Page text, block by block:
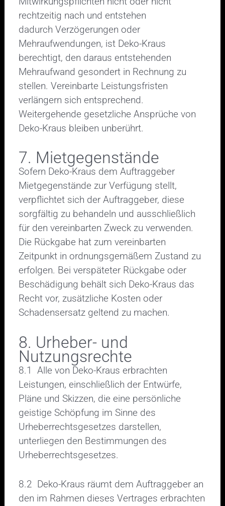
rechtzeitig nach und entstehen
dadurch Verzögerungen oder
Mehraufwendungen, ist Deko-Kraus
berechtigt, den daraus entstehenden
Mehraufwand gesondert in Rechnung zu
stellen. Vereinbarte Leistungsfristen
verlängern sich entsprechend.
Weitergehende gesetzliche Ansprüche von
Deko-Kraus bleiben unberührt.
7. Mietgegenstände
Sofern Deko-Kraus dem Auftraggeber
Mietgegenstände zur Verfügung stellt,
verpflichtet sich der Auftraggeber, diese
sorgfältig zu behandeln und ausschließlich
für den vereinbarten Zweck zu verwenden.
Die Rückgabe hat zum vereinbarten
Zeitpunkt in ordnungsgemäßem Zustand zu
erfolgen. Bei verspäteter Rückgabe oder
Beschädigung behält sich Deko-Kraus das
Recht vor, zusätzliche Kosten oder
Schadensersatz geltend zu machen.
8. Urheber- und
Nutzungsrechte
8.1 Alle von Deko-Kraus erbrachten
Leistungen, einschließlich der Entwürfe,
Pläne und Skizzen, die eine persönliche
geistige Schöpfung im Sinne des
Urheberrechtsgesetzes darstellen,
unterliegen den Bestimmungen des
Urheberrechtsgesetzes.
8.2 Deko-Kraus räumt dem Auftraggeber an
den im Rahmen dieses Vertrages erbrachten